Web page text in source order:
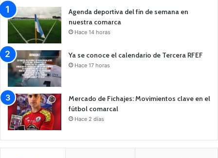
Agenda deportiva del fin de semana en
nuestra comarca
Hace 14 horas
Ya se conoce el calendario de Tercera RFEF
Hace 17 horas
Mercado de Fichajes: Movimientos clave en el
fútbol comarcal
Hace 2 días